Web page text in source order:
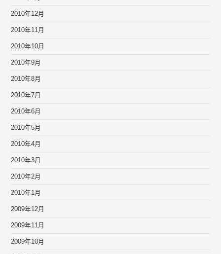
2010年12月
2010年11月
2010年10月
2010年9月
2010年8月
2010年7月
2010年6月
2010年5月
2010年4月
2010年3月
2010年2月
2010年1月
2009年12月
2009年11月
2009年10月